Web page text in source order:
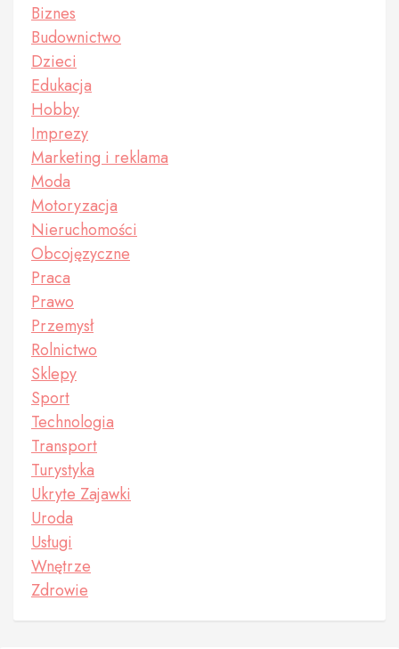
Biznes
Budownictwo
Dzieci
Edukacja
Hobby
Imprezy
Marketing i reklama
Moda
Motoryzacja
Nieruchomości
Obcojęzyczne
Praca
Prawo
Przemysł
Rolnictwo
Sklepy
Sport
Technologia
Transport
Turystyka
Ukryte Zajawki
Uroda
Usługi
Wnętrze
Zdrowie